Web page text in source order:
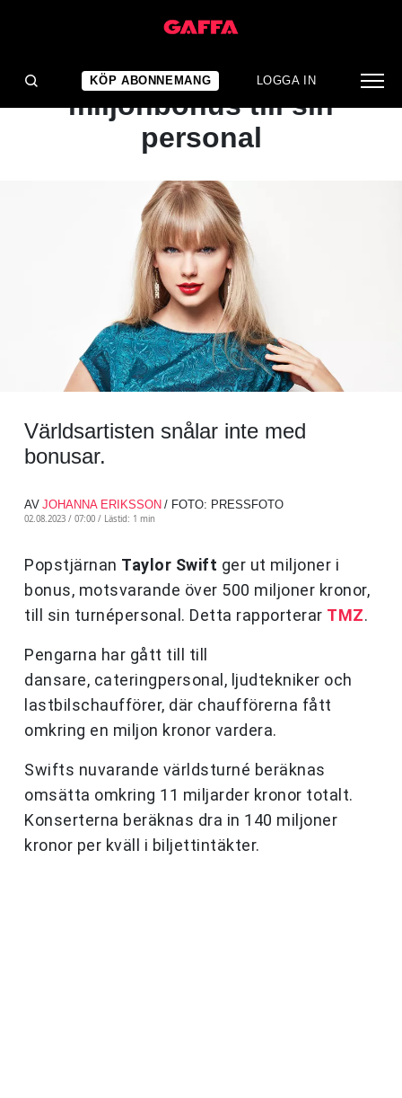
KÖP ABONNEMANG LOGGA IN
NYHET
Taylor Swift ger
miljonbonus till sin
personal
Världsartisten snålar inte med
bonusar.
AV JOHANNA ERIKSSON / FOTO: PRESSFOTO
02.08.2023 / 07:00 / Lästid: 1 min
Popstjärnan Taylor Swift ger ut miljoner i
bonus, motsvarande över 500 miljoner kronor,
till sin turnépersonal. Detta rapporterar TMZ.
Pengarna har gått till till
dansare, cateringpersonal, ljudtekniker och
lastbilschaufförer, där chaufförerna fått
omkring en miljon kronor vardera.
Swifts nuvarande världsturné beräknas
omsätta omkring 11 miljarder kronor totalt.
Konserterna beräknas dra in 140 miljoner
kronor per kväll i biljettintäkter.